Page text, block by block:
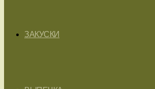
ЗАКУСКИ